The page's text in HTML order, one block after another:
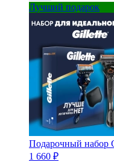
Лучший подарок
Подарочный набор
1 660 ₽